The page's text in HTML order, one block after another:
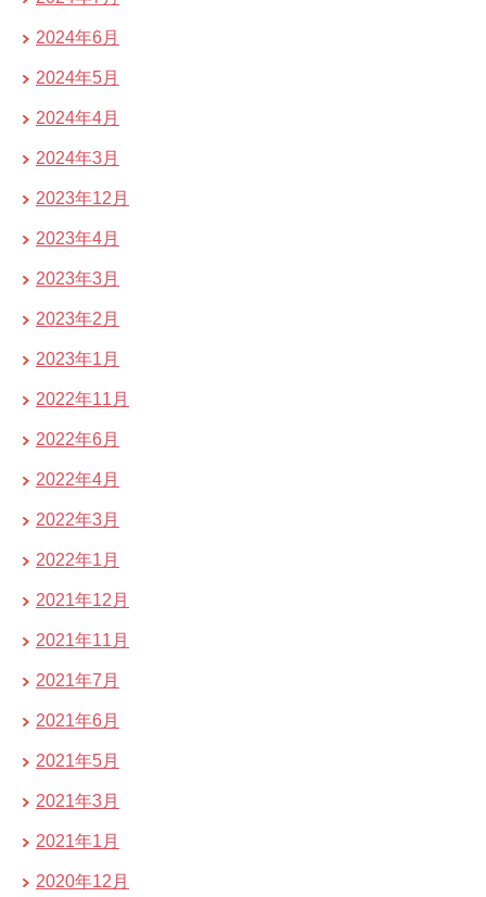
2024年6月
2024年5月
2024年4月
2024年3月
2023年12月
2023年4月
2023年3月
2023年2月
2023年1月
2022年11月
2022年6月
2022年4月
2022年3月
2022年1月
2021年12月
2021年11月
2021年7月
2021年6月
2021年5月
2021年3月
2021年1月
2020年12月